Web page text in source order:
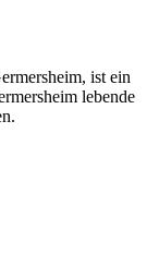
ist ein
lebende